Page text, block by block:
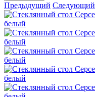
Предыдущий Следующий